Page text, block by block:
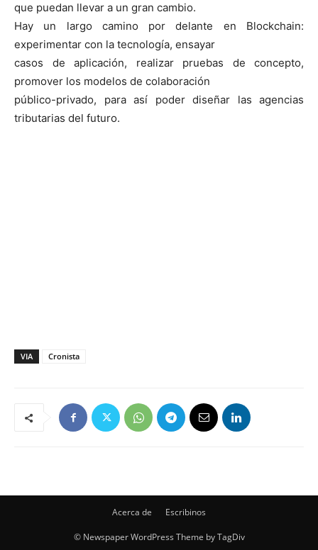
que puedan llevar a un gran cambio.
Hay un largo camino por delante en Blockchain:
experimentar con la tecnología, ensayar
casos de aplicación, realizar pruebas de concepto,
promover los modelos de colaboración
público-privado, para así poder diseñar las agencias
tributarias del futuro.
VIA Cronista
Acerca de Escribinos
© Newspaper WordPress Theme by TagDiv